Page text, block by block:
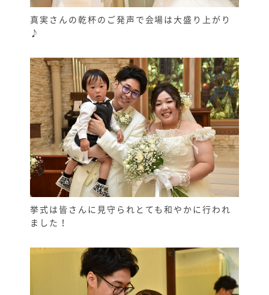
真実さんの乾杯のご発声で会場は大盛り上がり
♪
挙式は皆さんに見守られとても和やかに行われ
ました！